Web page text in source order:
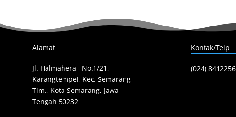
Alamat
Jl. Halmahera I No.1/21,
Karangtempel, Kec. Semarang
Tim., Kota Semarang, Jawa
Tengah 50232
Kontak/Telp
(024) 8412256